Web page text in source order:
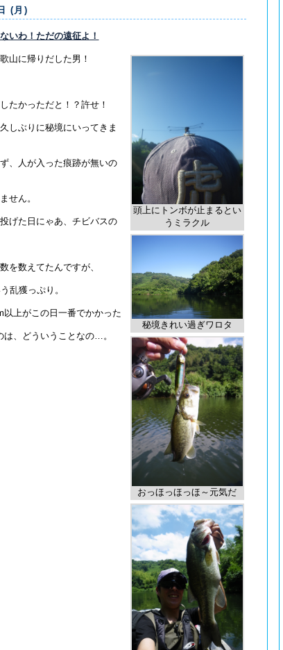
(月)
いわ！ただの遠征よ！
頭上にトンボが止まるとい
うミラクル
秘境きれい過ぎワロタ
おっほっほっほ～元気だ
山に帰りだした男！
たかっただと！？許せ！
しぶりに秘境にいってきま
、人が入った痕跡が無いの
せん。
げた日にゃあ、チビバスの
を数えてたんですが、
乱獲っぷり。
以上がこの日一番でかかった
、どういうことなの…。